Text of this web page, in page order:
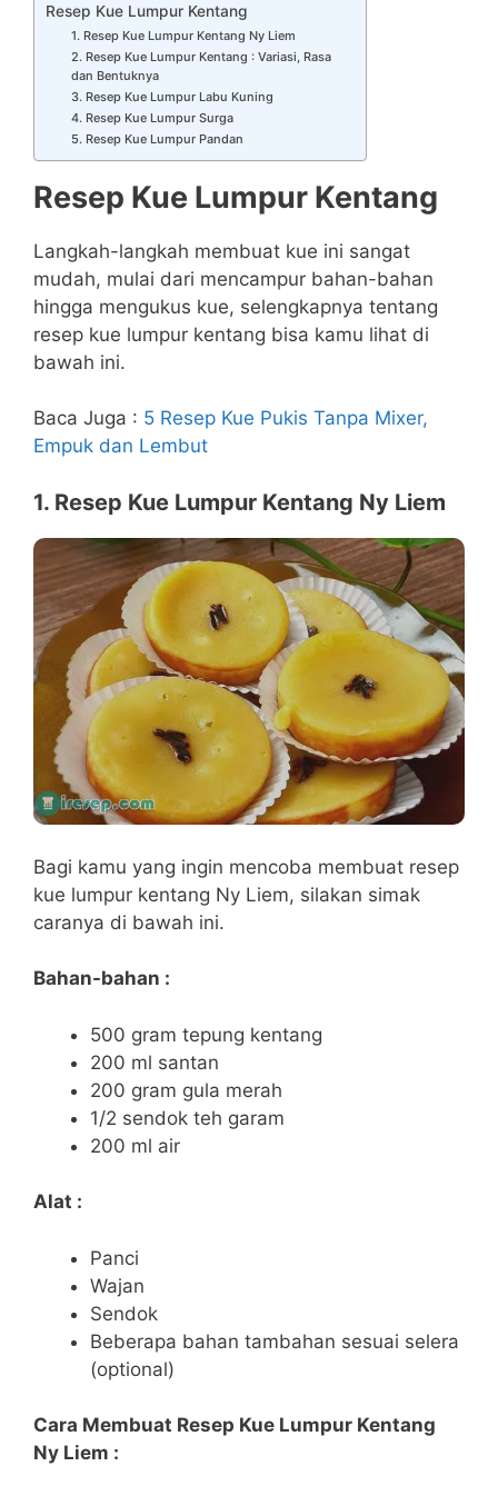
Resep Kue Lumpur Kentang
1. Resep Kue Lumpur Kentang Ny Liem
2. Resep Kue Lumpur Kentang : Variasi, Rasa
dan Bentuknya
3. Resep Kue Lumpur Labu Kuning
4. Resep Kue Lumpur Surga
5. Resep Kue Lumpur Pandan
Resep Kue Lumpur Kentang
Langkah-langkah membuat kue ini sangat
mudah, mulai dari mencampur bahan-bahan
hingga mengukus kue, selengkapnya tentang
resep kue lumpur kentang bisa kamu lihat di
bawah ini.
Baca Juga : 5 Resep Kue Pukis Tanpa Mixer,
Empuk dan Lembut
1. Resep Kue Lumpur Kentang Ny Liem
Bagi kamu yang ingin mencoba membuat resep
kue lumpur kentang Ny Liem, silakan simak
caranya di bawah ini.
Bahan-bahan :
500 gram tepung kentang
200 ml santan
200 gram gula merah
1/2 sendok teh garam
200 ml air
Alat :
Panci
Wajan
Sendok
Beberapa bahan tambahan sesuai selera
(optional)
Cara Membuat Resep Kue Lumpur Kentang
Ny Liem :